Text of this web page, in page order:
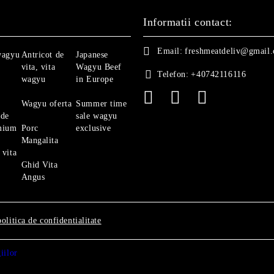
vita
Antricot de
vita, vita
wagyu
Wagyu oferta
Porc
Mangalita
Ghid Vita
Angus
Japanese
Wagyu Beef
in Europe
Summer time
sale wagyu
exclusive
Informatii contact:
Email:
Telefon: +40742116116
de confidentialitate